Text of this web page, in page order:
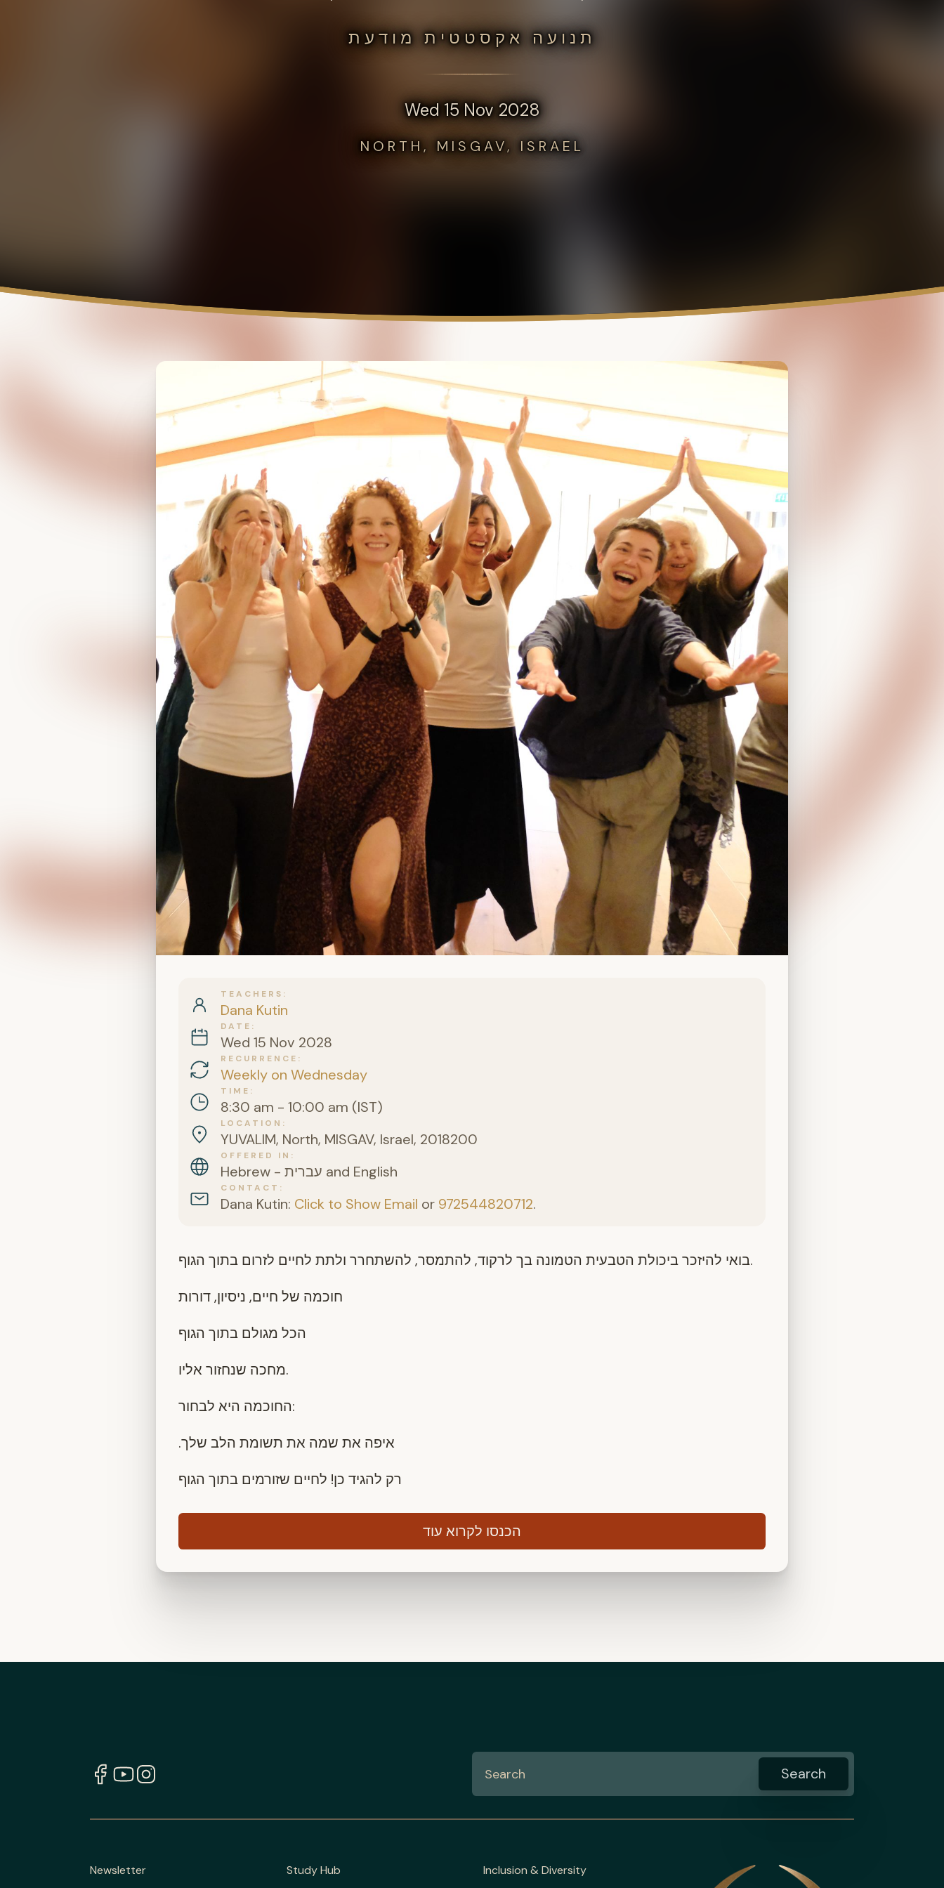
תנועה אקסטטית מודעת
Wed 15 Nov 2028
NORTH, MISGAV, ISRAEL
TEACHERS
Dana Kutin
DATE
Wed 15 Nov 2028
RECURRENCE
Weekly on Wednesday
TIME
8:30 am - 10:00 am (IST)
LOCATION
YUVALIM, North, MISGAV, Israel, 2018200
OFFERED IN
Hebrew - עברית and English
CONTACT
Dana Kutin: Click to Show Email or 972544820712.
בואי להיזכר ביכולת הטבעית הטמונה בך לרקוד, להתמסר, להשתחרר ולתת לחיים לזרום בתוך הגוף.
חוכמה של חיים, ניסיון, דורות
הכל מגולם בתוך הגוף
מחכה שנחזור אליו.
החוכמה היא לבחור:
.איפה את שמה את תשומת הלב שלך
רק להגיד כן! לחיים שזורמים בתוך הגוף
הכנסו לקרוא עוד
Newsletter
Study Hub
Inclusion & Diversity